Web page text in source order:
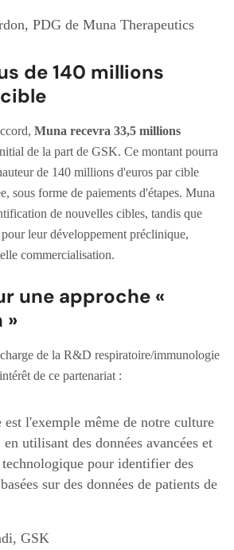
PDG de Muna Therapeutics
de 140 millions
Muna recevra 33,5 millions
de la part de GSK. Ce montant pourra
de 140 millions d'euros par cible
sous forme de paiements d'étapes. Muna
de nouvelles cibles, tandis que
leur développement préclinique,
commercialisation.
une approche «
»
de la R&D respiratoire/immunologie
de ce partenariat :
est l'exemple même de notre culture
utilisant des données avancées et
pour identifier des
sur des données de patients de
GSK